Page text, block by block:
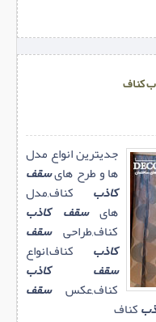
کناف
جدیترین انواع مدل
ها و طرح هایسقف
کاذب کناف,مدل
هایسقف کاذب
کناف,طراحیسقف
کاذب کناف,انواع
سقف کاذب
کناف,عکسسقف
کناف